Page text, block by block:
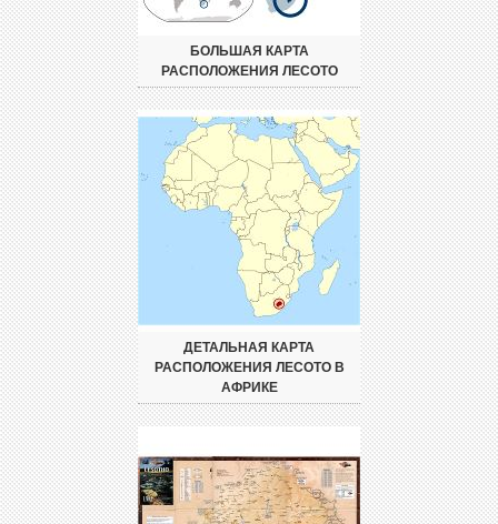
БОЛЬШАЯ КАРТА
РАСПОЛОЖЕНИЯ ЛЕСОТО
ДЕТАЛЬНАЯ КАРТА
РАСПОЛОЖЕНИЯ ЛЕСОТО В
АФРИКЕ